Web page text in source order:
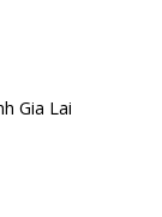
Gia Lai